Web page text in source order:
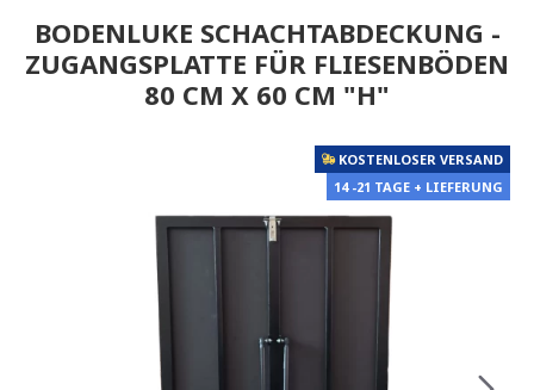
BODENLUKE SCHACHTABDECKUNG -
ZUGANGSPLATTE FÜR FLIESENBÖDEN
80 CM X 60 CM "H"
KOSTENLOSER VERSAND
14 -21 TAGE + LIEFERUNG